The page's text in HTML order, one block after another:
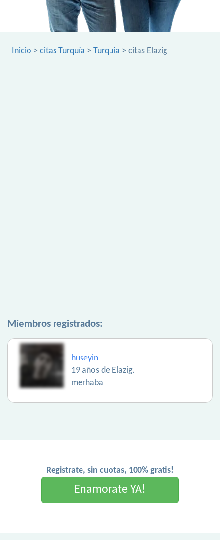
Inicio > citas Turquía > Turquía > citas Elazig
Miembros registrados:
huseyin
19 años de Elazig.
merhaba
Registrate, sin cuotas, 100% gratis!
Enamorate YA!